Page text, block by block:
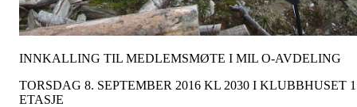
INNKALLING TIL MEDLEMSMØTE I MIL O-AVDELING
TORSDAG 8. SEPTEMBER 2016 KL 2030 I KLUBBHUSET
ETASJE